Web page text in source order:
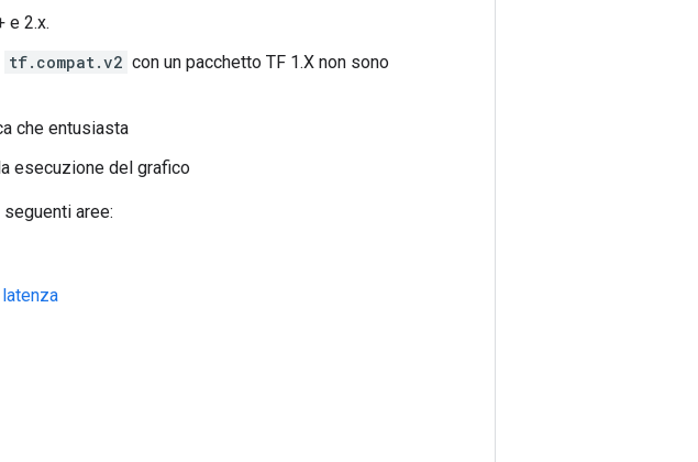
e 2.x.
tf.compat.v2 con un pacchetto TF 1.X non sono
che entusiasta
esecuzione del grafico
aree: